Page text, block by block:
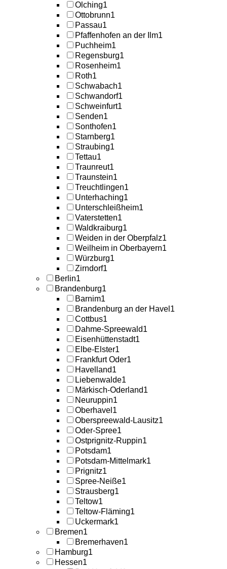
Olching1
Ottobrunn1
Passau1
Pfaffenhofen an der Ilm1
Puchheim1
Regensburg1
Rosenheim1
Roth1
Schwabach1
Schwandorf1
Schweinfurt1
Senden1
Sonthofen1
Starnberg1
Straubing1
Tettau1
Traunreut1
Traunstein1
Treuchtlingen1
Unterhaching1
Unterschleißheim1
Vaterstetten1
Waldkraiburg1
Weiden in der Oberpfalz1
Weilheim in Oberbayern1
Würzburg1
Zirndorf1
Berlin1
Brandenburg1
Barnim1
Brandenburg an der Havel 1
Cottbus1
Dahme-Spreewald1
Eisenhüttenstadt1
Elbe-Elster1
Frankfurt Oder1
Havelland1
Liebenwalde1
Märkisch-Oderland1
Neuruppin1
Oberhavel 1
Oberspreewald-Lausitz1
Oder-Spree1
Ostprignitz-Ruppin1
Potsdam1
Potsdam-Mittelmark1
Prignitz1
Spree-Neiße1
Strausberg1
Teltow1
Teltow-Fläming1
Uckermark1
Bremen1
Bremerhaven1
Hamburg1
Hessen1